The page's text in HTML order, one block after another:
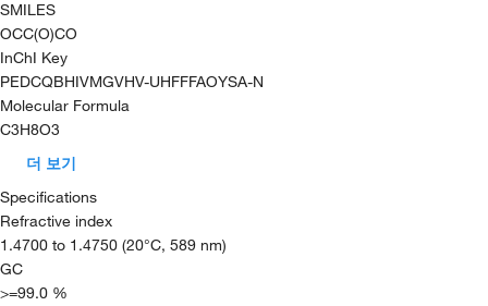
SMILES
OCC(O)CO
InChI Key
PEDCQBHIVMGVHV-UHFFFAOYSA-N
Molecular Formula
C3H8O3
더 보기
Specifications
Refractive index
1.4700 to 1.4750 (20°C, 589 nm)
GC
>=99.0 %